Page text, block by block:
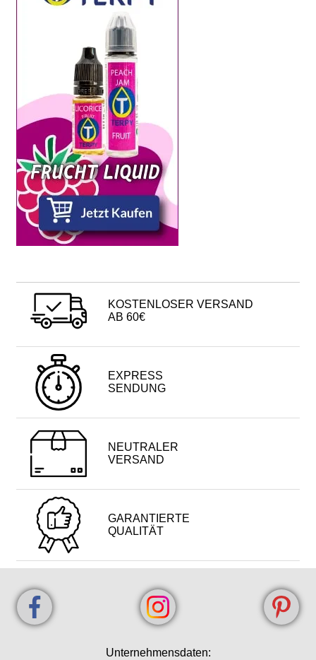
KOSTENLOSER VERSAND
AB 60€
EXPRESS
SENDUNG
NEUTRALER
VERSAND
GARANTIERTE
QUALITÄT
Unternehmensdaten: